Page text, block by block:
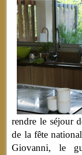
rendre le séjour
de la fête
Giovanni, le